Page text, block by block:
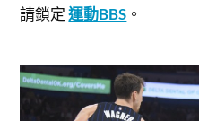
請鎖定運動BBS 。